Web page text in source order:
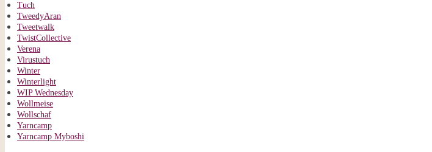
Tuch
TweedyAran
Tweetwalk
TwistCollective
Verena
Virustuch
Winter
Winterlight
WIP Wednesday
Wollmeise
Wollschaf
Yarncamp
Yarncamp Myboshi